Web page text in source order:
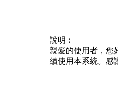
說明︰
親愛的使用者，您
續使用本系統。感